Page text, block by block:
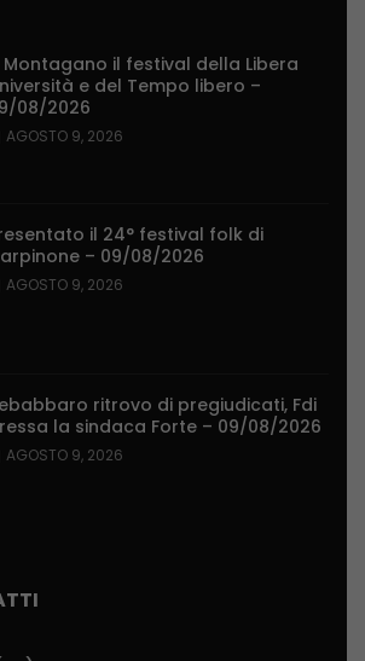
Montagano il festival della Libera
e del Tempo libero –
08/2026
AGOSTO 9, 2026
il 24° festival folk di
– 09/08/2026
AGOSTO 9, 2026
ritrovo di pregiudicati, Fdi
la sindaca Forte – 09/08/2026
AGOSTO 9, 2026